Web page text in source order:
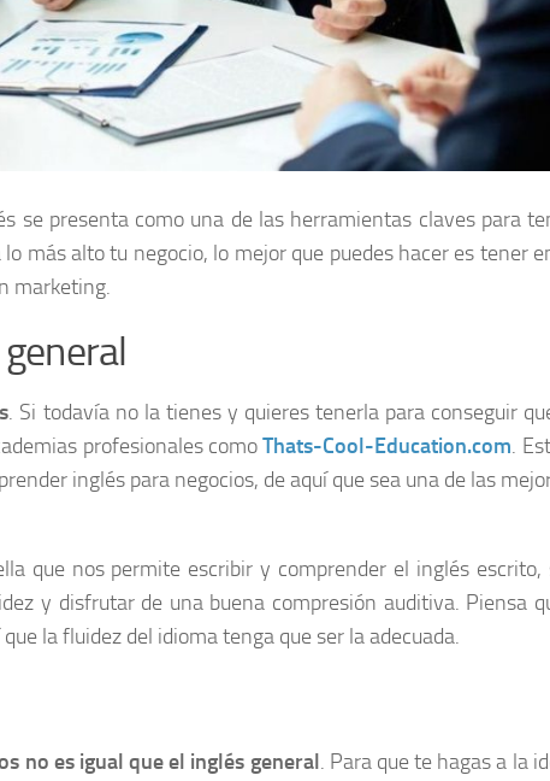
se presenta como una de las herramientas claves para
más alto tu negocio, lo mejor que puedes hacer es tener
marketing.
. Si todavía no la tienes y quieres tenerla para conseguir
profesionales comoThats-Cool-Education.com.
inglés para negocios, de aquí que sea una de las
que nos permite escribir y comprender el inglés escrito,
y disfrutar de una buena compresión auditiva. Piensa
la fluidez del idioma tenga que ser la adecuada.
no es igual que el inglés general. Para que te hagas a la